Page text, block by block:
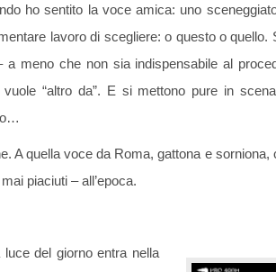
ho sentito la voce amica: uno
lavoro di scegliere: o questo o
a meno che non sia indispensabile al
“altro da”. E si mettono pure in
A quella voce da Roma, gattona e
piaciuti – all’epoca.
del giorno entra nella